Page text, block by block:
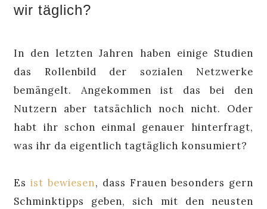
wir täglich?
In den letzten Jahren haben einige Studien
das Rollenbild der sozialen Netzwerke
bemängelt. Angekommen ist das bei den
Nutzern aber tatsächlich noch nicht. Oder
habt ihr schon einmal genauer hinterfragt,
was ihr da eigentlich tagtäglich konsumiert?
Esist bewiesen, dass Frauen besonders gern
Schminktipps geben, sich mit den neusten